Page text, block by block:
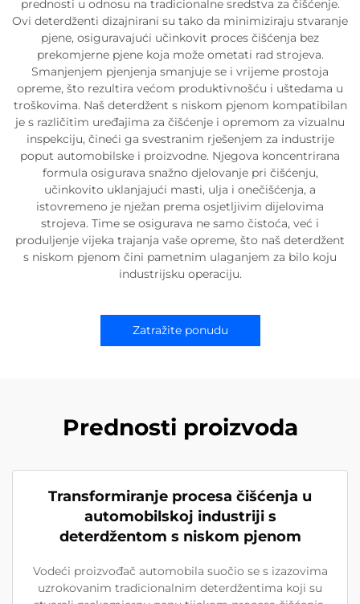
prednosti u odnosu na tradicionalne sredstva za čišćenje.
Ovi deterdženti dizajnirani su tako da minimiziraju stvaranje
pjene, osiguravajući učinkovit proces čišćenja bez
prekomjerne pjene koja može ometati rad strojeva.
Smanjenjem pjenjenja smanjuje se i vrijeme prostoja
opreme, što rezultira većom produktivnošću i uštedama u
troškovima. Naš deterdžent s niskom pjenom kompatibilan
je s različitim uređajima za čišćenje i opremom za vizualnu
inspekciju, čineći ga svestranim rješenjem za industrije
poput automobilske i proizvodne. Njegova koncentrirana
formula osigurava snažno djelovanje pri čišćenju,
učinkovito uklanjajući masti, ulja i onečišćenja, a
istovremeno je nježan prema osjetljivim dijelovima
strojeva. Time se osigurava ne samo čistoća, već i
produljenje vijeka trajanja vaše opreme, što naš deterdžent
s niskom pjenom čini pametnim ulaganjem za bilo koju
industrijsku operaciju.
Zatražite ponudu
Prednosti proizvoda
Transformiranje procesa čišćenja u
automobilskoj industriji s
deterdžentom s niskom pjenom
Vodeći proizvođač automobila suočio se s izazovima
uzrokovanim tradicionalnim deterdžentima koji su